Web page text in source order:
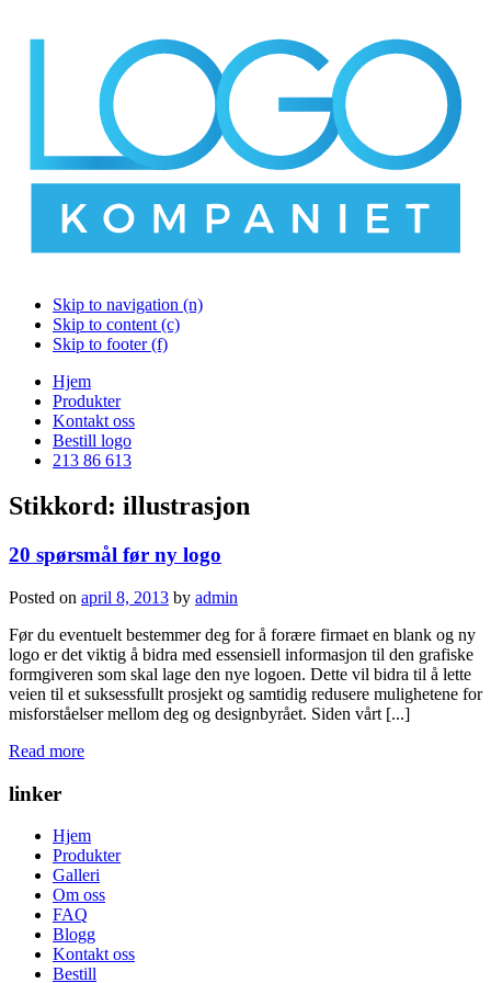
Skip to navigation (n)
Skip to content (c)
Skip to footer (f)
Hjem
Produkter
Kontakt oss
Bestill logo
213 86 613
Stikkord: illustrasjon
20 spørsmål før ny logo
Posted on april 8, 2013 by admin
Før du eventuelt bestemmer deg for å forære firmaet en blank og ny
logo er det viktig å bidra med essensiell informasjon til den grafiske
formgiveren som skal lage den nye logoen. Dette vil bidra til å lette
veien til et suksessfullt prosjekt og samtidig redusere mulighetene for
misforståelser mellom deg og designbyrået. Siden vårt [...]
Read more
linker
Hjem
Produkter
Galleri
Om oss
FAQ
Blogg
Kontakt oss
Bestill